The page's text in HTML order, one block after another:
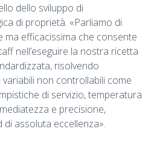
dello sviluppo di
di proprietà. «Parliamo di
ma efficacissima che consente
nell’eseguire la nostra ricetta
risolvendo
variabili non controllabili come
di servizio, temperatura
e precisione,
assoluta eccellenza».